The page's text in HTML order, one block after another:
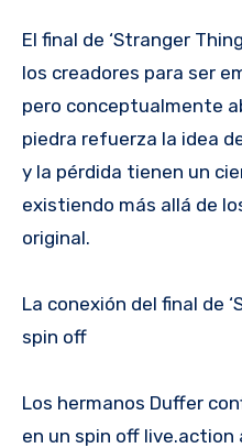
El final de ‘Stranger
los creadores para ser
pero conceptualmente
piedra refuerza la idea
y la pérdida tienen un
existiendo más allá de
original.
La conexión del final de
spin off
Los hermanos Duffer
en un spin off